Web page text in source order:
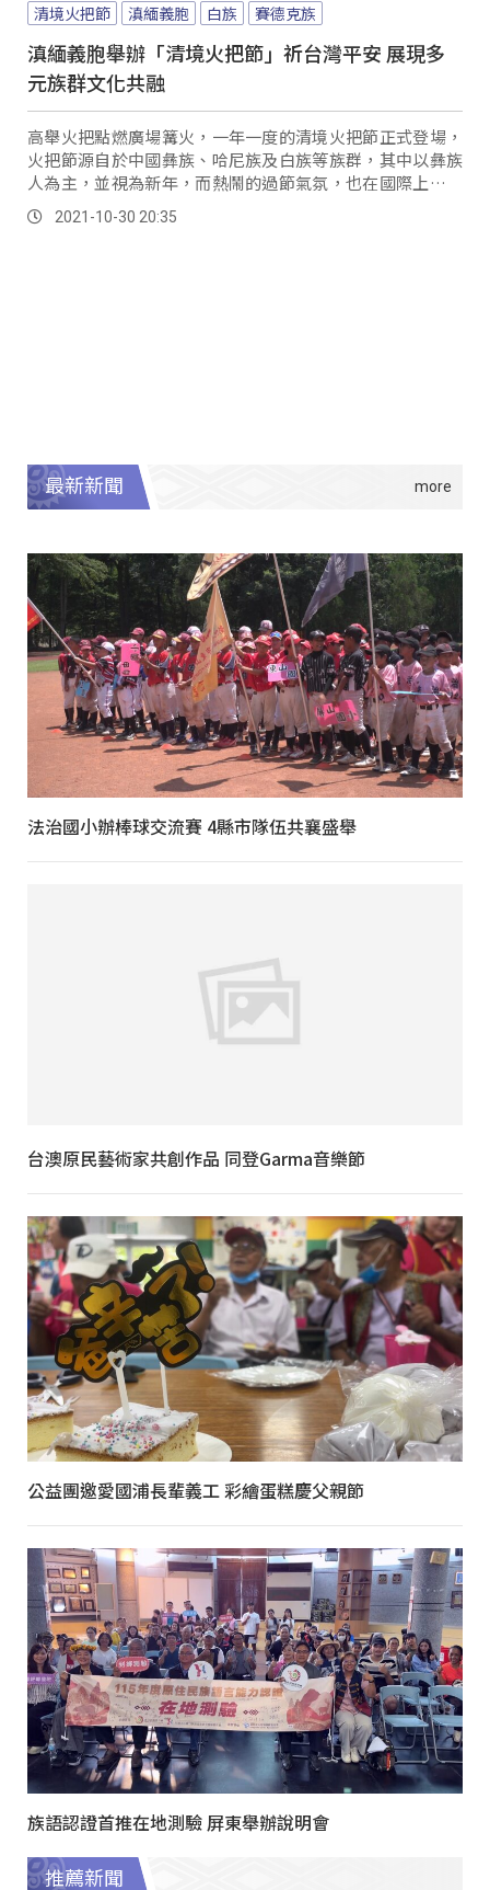
清境火把節
滇緬義胞 白族 賽德克族
滇緬義胞舉辦「清境火把節」祈台灣平安 展現多
元族群文化共融
高舉火把點燃廣場篝火，一年一度的清境火把節正式登場，
火把節源自於中國彝族、哈尼族及白族等族群，其中以彝族
人為主，並視為新年，而熱鬧的過節氣氛，也在國際上被稱
為「東方狂歡節」，藉由熊熊烈焰象徵部落團結齊心，希望
驅趕壞運，祈求平安 身為彝族的南投縣雲南同鄉會理事長魯
2021-10-30 20:35
最新新聞
法治國小辦棒球交流賽 4縣市隊伍共襄盛舉
台澳原民藝術家共創作品 同登Garma音樂節
公益團邀愛國浦長輩義工 彩繪蛋糕慶父親節
族語認證首推在地測驗 屏東舉辦說明會
推薦新聞